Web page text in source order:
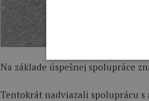
Na základe úspešnej spolupráce
Tentokrát nadviazali spoluprácu s